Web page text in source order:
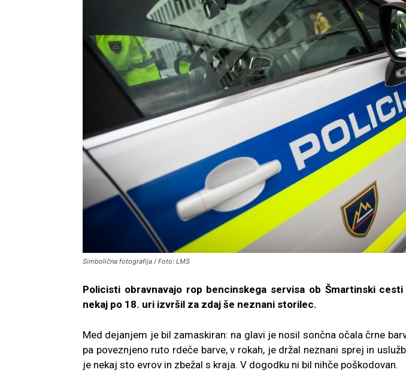
Simbolična fotografija / Foto: LMS
Policisti obravnavajo rop bencinskega servisa ob Šmartinski
nekaj po 18. uri izvršil za zdaj še neznani storilec.
Med dejanjem je bil zamaskiran: na glavi je nosil sončna očala črne
pa poveznjeno ruto rdeče barve, v rokah, je držal neznani sprej in
je nekaj sto evrov in zbežal s kraja. V dogodku ni bil nihče poškodovan.